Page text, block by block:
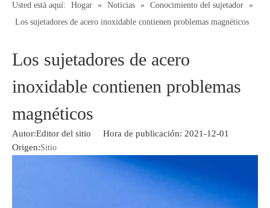
Usted está aquí: Hogar » Noticias » Conocimiento del sujetador »
Los sujetadores de acero inoxidable contienen problemas magnéticos
Los sujetadores de acero
inoxidable contienen problemas
magnéticos
Autor:Editor del sitio Hora de publicación: 2021-12-01
Origen:Sitio